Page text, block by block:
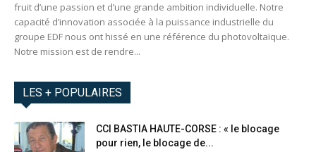
fruit d’une passion et d’une grande ambition individuelle. Notre
capacité d’innovation associée à la puissance industrielle du
groupe EDF nous ont hissé en une référence du photovoltaïque.
Notre mission est de rendre...
LES + POPULAIRES
CCI BASTIA HAUTE-CORSE : « le blocage
pour rien, le blocage de...